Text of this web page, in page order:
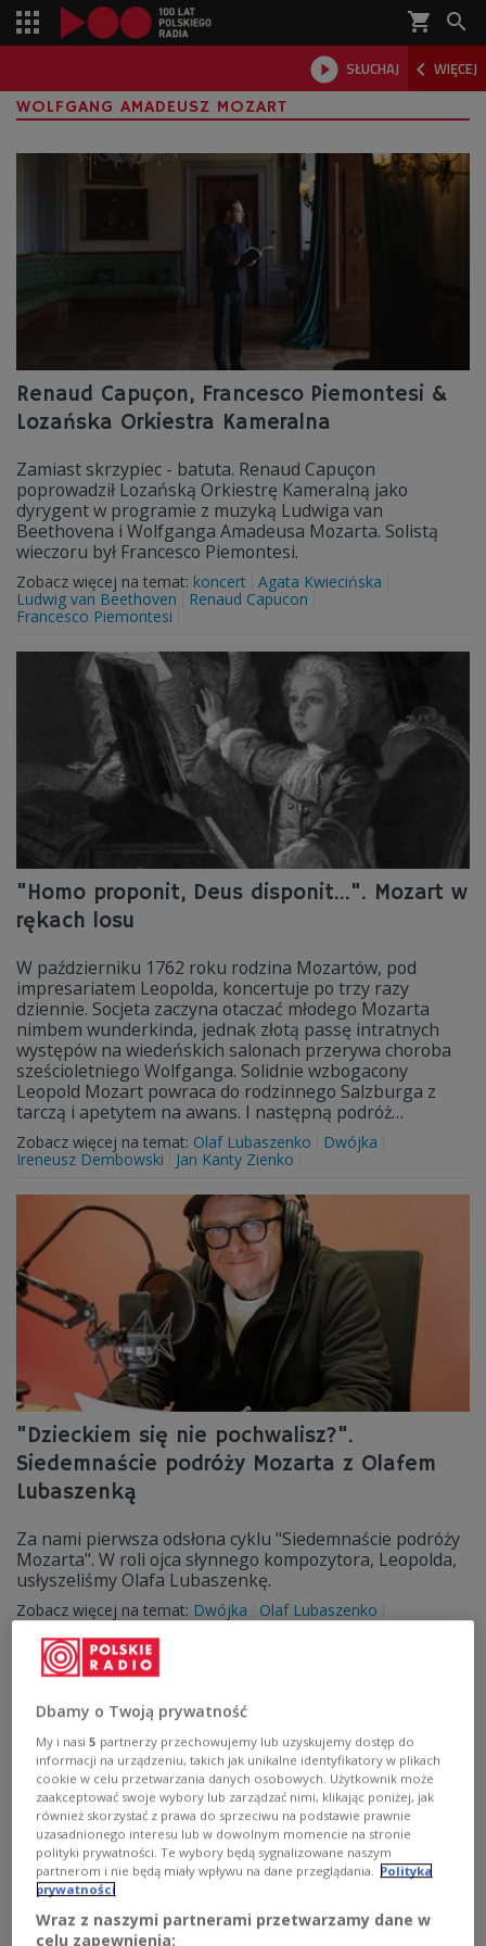
shopping_cart 
 SŁUCHAJ  WIĘCEJ

WOLFGANG AMADEUSZ MOZART
Renaud Capuçon, Francesco Piemontesi &
Lozańska Orkiestra Kameralna
Zamiast skrzypiec - batuta. Renaud Capuçon
poprowadził Lozańską Orkiestrę Kameralną jako
dyrygent w programie z muzyką Ludwiga van
Beethovena i Wolfganga Amadeusa Mozarta. Solistą
wieczoru był Francesco Piemontesi.
Zobacz więcej na temat: koncert Agata Kwiecińska
Ludwig van Beethoven
Renaud Capucon
Francesco Piemontesi
"Homo proponit, Deus disponit…". Mozart w
rękach losu
W październiku 1762 roku rodzina Mozartów, pod
impresariatem Leopolda, koncertuje po trzy razy
dziennie. Socjeta zaczyna otaczać młodego Mozarta
nimbem wunderkinda, jednak złotą passę intratnych
występów na wiedeńskich salonach przerywa choroba
sześcioletniego Wolfganga. Solidnie wzbogacony
Leopold Mozart powraca do rodzinnego Salzburga z
tarczą i apetytem na awans. I następną podróż…
Zobacz więcej na temat: Olaf Lubaszenko
Dwójka
Ireneusz Dembowski
Jan Kanty Zienko
"Dzieckiem się nie pochwalisz?".
Siedemnaście podróży Mozarta z Olafem
Lubaszenką
Za nami pierwsza odsłona cyklu "Siedemnaście podróży
Mozarta". W roli ojca słynnego kompozytora, Leopolda,
usłyszeliśmy Olafa Lubaszenkę.
Zobacz więcej na temat: Dwójka
Olaf Lubaszenko
Ireneusz Dembowski Jan Kanty Zienko
Koncert jubileuszowy Wiener Symphoniker
pod dyrekcją Petra Popelki
Dbamy o Twoją prywatność
My i nasi5 partnerzy przechowujemy lub uzyskujemy dostęp do
informacji na urządzeniu, takich jak unikalne identyfikatory w plikach
cookie w celu przetwarzania danych osobowych. Użytkownik może
zaakceptować swoje wybory lub zarządzać nimi, klikając poniżej, jak
również skorzystać z prawa do sprzeciwu na podstawie prawnie
uzasadnionego interesu lub w dowolnym momencie na stronie
polityki prywatności. Te wybory będą sygnalizowane naszym
partnerom i nie będą miały wpływu na dane przeglądania.
Polityka
prywatności
Wraz z naszymi partnerami przetwarzamy dane w
celu zapewnienia: